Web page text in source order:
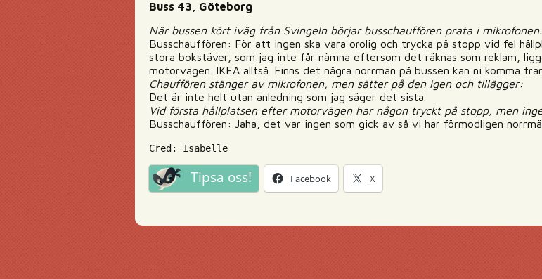
Buss 43, Göteborg
När bussen kört iväg från Svingeln börjar busschauffören prata i mikrofonen.
Busschauffören: För att ingen ska vara orolig och trycka på stopp vid fel
stora bokstäver, som jag inte får nämna eftersom det räknas som reklam,
motorvägen. IKEA alltså. Finns det några norrmän på bussen kan ni komma
Chauffören stänger av mikrofonen, men sätter på den igen och tillägger:
Det är inte helt utan anledning som jag säger det sista.
Vid första hållplatsen efter motorvägen har någon tryckt på stopp, men
Busschauffören: Jaha, det var ingen som gick av så vi har förmodligen
Cred: Isabelle
Tipsa oss! Facebook X